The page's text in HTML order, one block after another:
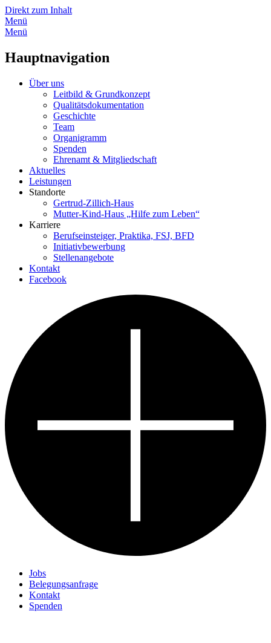
Direkt zum Inhalt
Menü
Menü
Hauptnavigation
Über uns
Leitbild & Grundkonzept
Qualitätsdokumentation
Geschichte
Team
Organigramm
Spenden
Ehrenamt & Mitgliedschaft
Aktuelles
Leistungen
Standorte
Gertrud-Zillich-Haus
Mutter-Kind-Haus „Hilfe zum Leben“
Karriere
Berufseinsteiger, Praktika, FSJ, BFD
Initiativbewerbung
Stellenangebote
Kontakt
Facebook
Jobs
Belegungsanfrage
Kontakt
Spenden